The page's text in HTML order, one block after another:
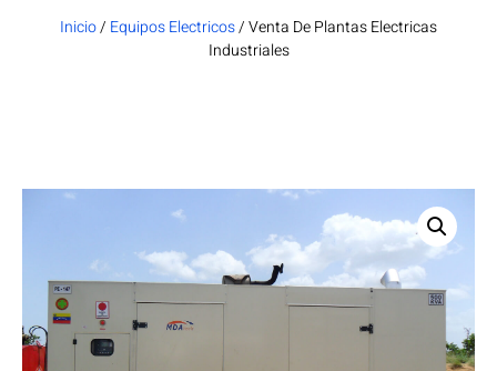
Inicio/ Equipos Electricos/ Venta De Plantas Electricas
Industriales